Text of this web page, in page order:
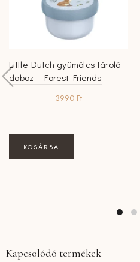
Little Dutch gyümölcs tároló
doboz – Forest Friends
3990 Ft
KOSÁRBA
Kapcsolódó termékek